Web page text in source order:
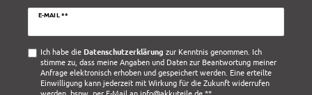
E-MAIL **
Newsletter
Ich habe die Daten­schutz­erklärung zur Kenntnis genommen. Ich
stimme zu, dass meine Angaben und Daten zur Beantwortung meiner
Anfrage elektronisch erhoben und gespeichert werden. Eine erteilte
Einwilligung kann jederzeit mit Wirkung für die Zukunft widerrufen
werden, bspw. per E-Mail an info@akkuteile.de.**